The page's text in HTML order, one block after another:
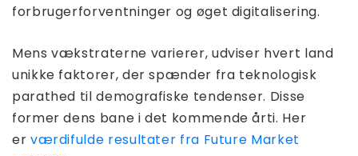
forbrugerforventninger og øget digitalisering.
Mens vækstraterne varierer, udviser hvert land
unikke faktorer, der spænder fra teknologisk
parathed til demografiske tendenser. Disse
former dens bane i det kommende årti. Her
er værdifulde resultater fra Future Market